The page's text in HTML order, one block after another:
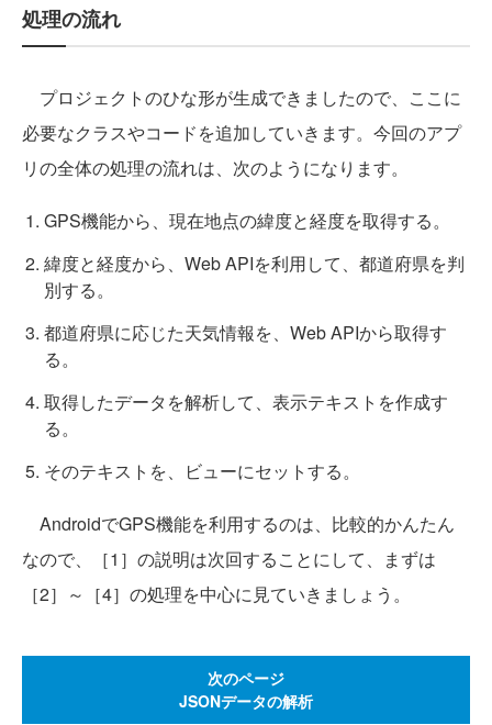
処理の流れ
プロジェクトのひな形が生成できましたので、ここに
必要なクラスやコードを追加していきます。今回のアプ
リの全体の処理の流れは、次のようになります。
GPS機能から、現在地点の緯度と経度を取得する。
緯度と経度から、Web APIを利用して、都道府県を判
別する。
都道府県に応じた天気情報を、Web APIから取得す
る。
取得したデータを解析して、表示テキストを作成す
る。
そのテキストを、ビューにセットする。
AndroidでGPS機能を利用するのは、比較的かんたん
なので、［1］の説明は次回することにして、まずは
［2］～［4］の処理を中心に見ていきましょう。
次のページ
JSONデータの解析